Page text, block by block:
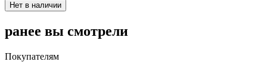
Нет в наличии
ранее вы смотрели
Покупателям